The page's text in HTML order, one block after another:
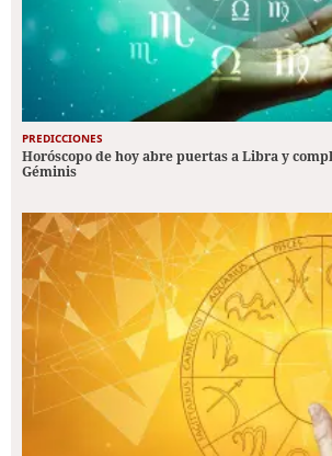
PREDICCIONES
Horóscopo de hoy abre puertas a Libra y
Géminis